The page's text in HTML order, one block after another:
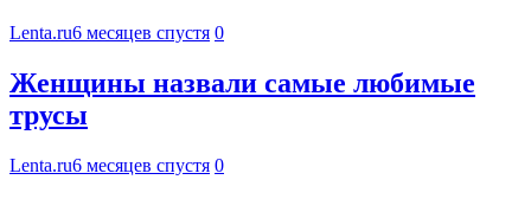
Lenta.ru6 месяцев спустя 0
Женщины назвали самые любимые
трусы
Lenta.ru6 месяцев спустя 0